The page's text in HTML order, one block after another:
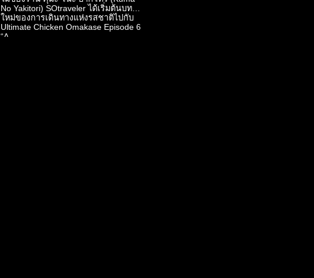
No Yakitori) SOtraveler ได้เริ่มต้นบท
ใหม่ของการเดินทางแห่งรสชาติไปกับ
Ultimate Chicken Omakase Episode 6
“A...